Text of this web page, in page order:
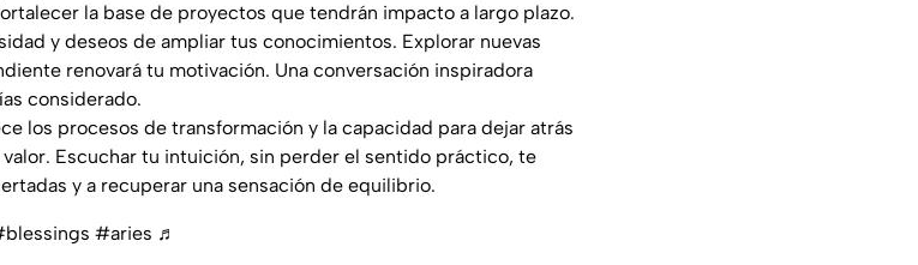
la base de proyectos que tendrán impacto a largo plazo.
y deseos de ampliar tus conocimientos. Explorar nuevas
renovará tu motivación. Una conversación inspiradora
considerado.
los procesos de transformación y la capacidad para dejar atrás
Escuchar tu intuición, sin perder el sentido práctico, te
y a recuperar una sensación de equilibrio.
#aries ♬